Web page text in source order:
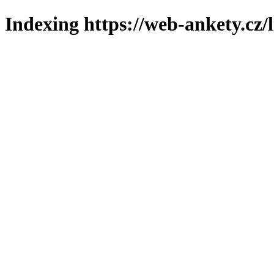
Indexing https://web-